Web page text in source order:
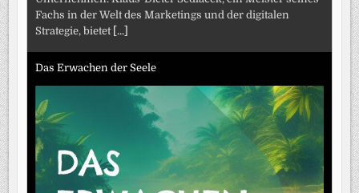
Fachs in der Welt des Marketings und der digitalen
Strategie, bietet [...]
Das Erwachen der Seele